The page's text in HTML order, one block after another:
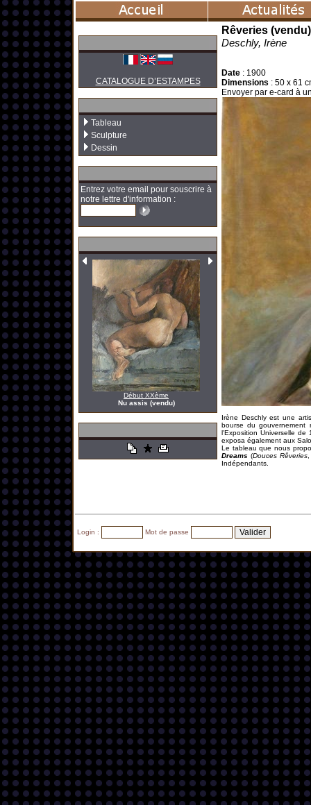
CATALOGUE D’ESTAMPES
Tableau
Sculpture
Dessin
Entrez votre email pour souscrire à
notre lettre d'information :
Début XXème
Nu assis (vendu)
Rêveries (vendu)
Deschly, Irène
Date : 1900
Dimensions : 50 x 61
Envoyer par e-card à
Irène Deschly est une
bourse du gouvernement
l'Exposition Universelle
exposa également aux
Le tableau que nous
Dreams (Douces Rêveries
Indépendants.
Login : Mot de passe